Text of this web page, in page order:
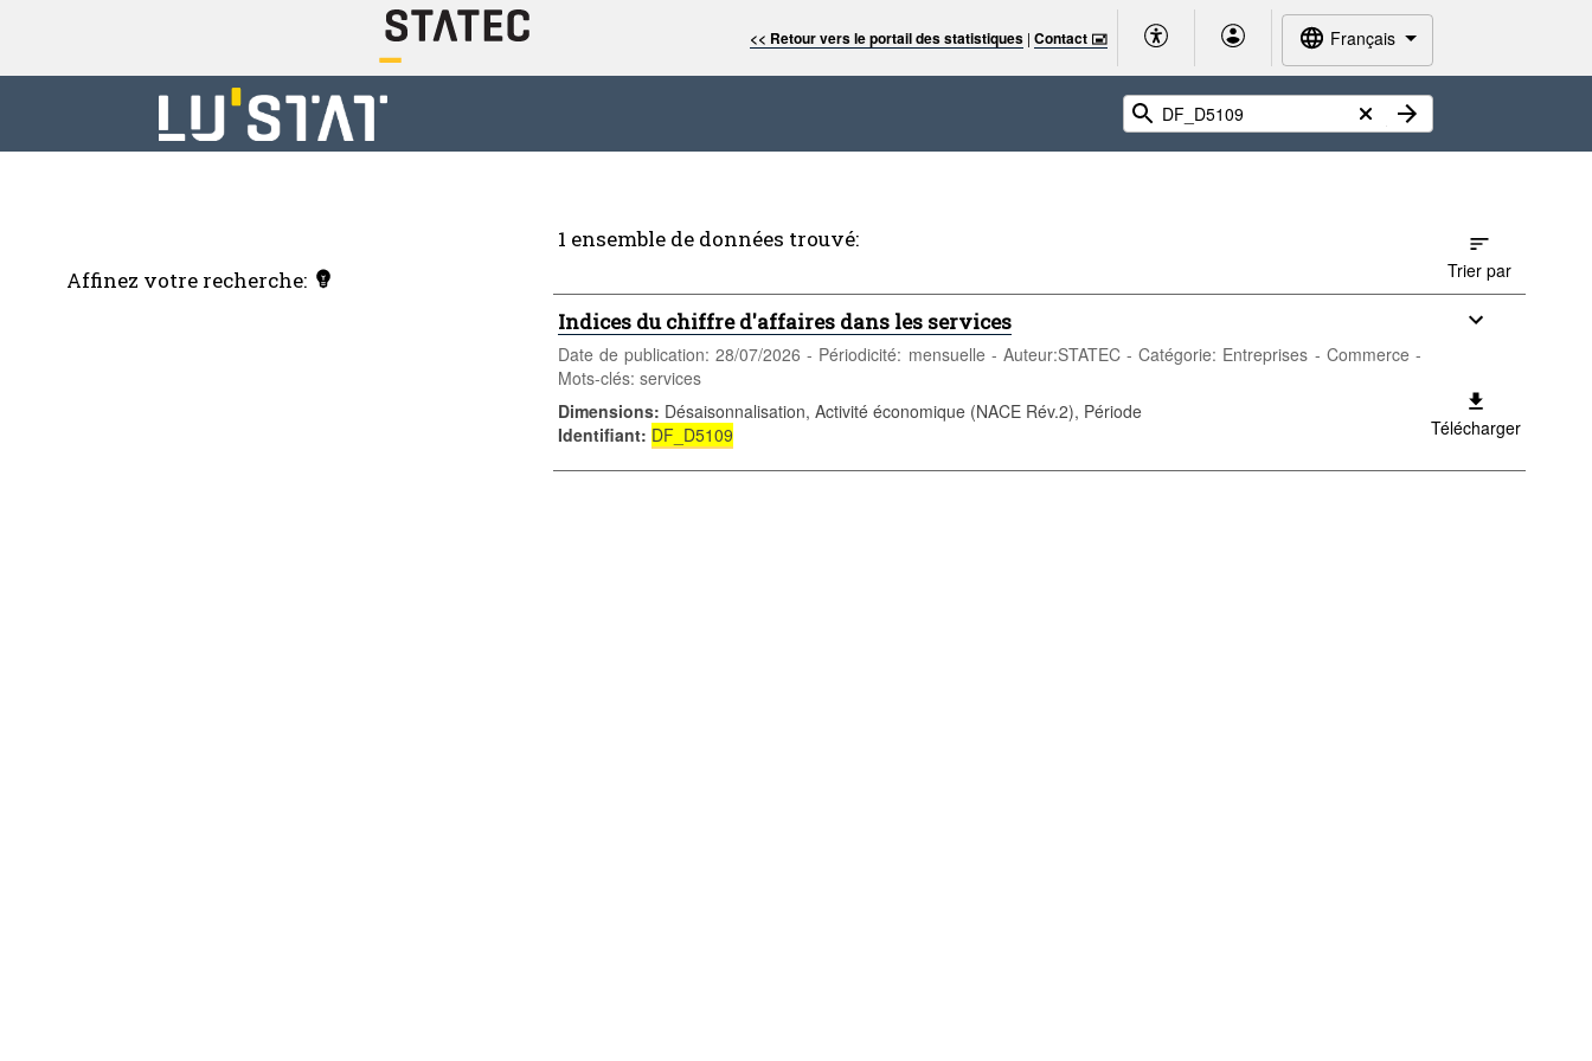
<< Retour vers le portail des statistiques |Contact 🖃 Français
Affinez votre recherche:
1 ensemble de données trouvé:
Trier par
Indices du chiffre d'affaires dans les services
Date de publication: 28/07/2026 - Périodicité: mensuelle - Auteur:STATEC - Catégorie: Entreprises - Commerce -
Mots-clés: services
Dimensions: Désaisonnalisation, Activité économique (NACE Rév.2), Période
Identifiant: DF_D5109 Télécharger